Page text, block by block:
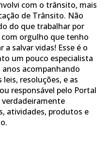
com o trânsito, mais
de Trânsito. Não
do que trabalhar por
orgulho que tenho
salvar vidas! Esse é o
um pouco especialista
acompanhando
resoluções, e as
responsável pelo Portal
atividades, produtos e